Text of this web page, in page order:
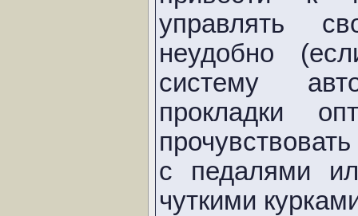
управлять
неудобно
систему
прокладки
с педалями
чуткими